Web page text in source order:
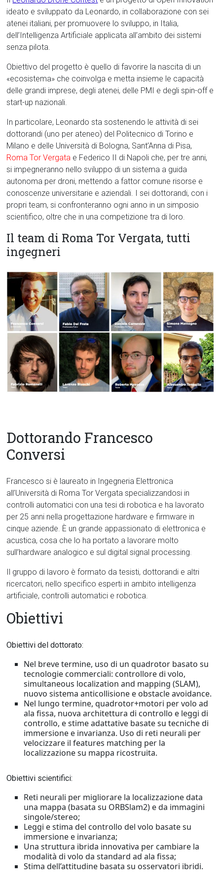
ideato e sviluppato da Leonardo, in collaborazione con sei
atenei italiani, per promuovere lo sviluppo, in Italia,
dell’Intelligenza Artificiale applicata all’ambito dei sistemi
senza pilota.
Obiettivo del progetto è quello di favorire la nascita di un
«ecosistema» che coinvolga e metta insieme le capacità
delle grandi imprese, degli atenei, delle PMI e degli spin-off e
start-up nazionali.
In particolare, Leonardo sta sostenendo le attività di sei
dottorandi (uno per ateneo) del Politecnico di Torino e
Milano e delle Università di Bologna, Sant’Anna di Pisa,
Roma Tor Vergata e Federico II di Napoli che, per tre anni,
si impegneranno nello sviluppo di un sistema a guida
autonoma per droni, mettendo a fattor comune risorse e
conoscenze universitarie e aziendali. I sei dottorandi, con i
propri team, si confronteranno ogni anno in un simposio
scientifico, oltre che in una competizione tra di loro.
Il team di Roma Tor Vergata, tutti
ingegneri
Dottorando Francesco
Conversi
Francesco si è laureato in Ingegneria Elettronica
all’Università di Roma Tor Vergata specializzandosi in
controlli automatici con una tesi di robotica e ha lavorato
per 25 anni nella progettazione hardware e firmware in
cinque aziende. È un grande appassionato di elettronica e
acustica, cosa che lo ha portato a lavorare molto
sull’hardware analogico e sul digital signal processing.
Il gruppo di lavoro è formato da tesisti, dottorandi e altri
ricercatori, nello specifico esperti in ambito intelligenza
artificiale, controlli automatici e robotica.
Obiettivi
Obiettivi del dottorato:
Nel breve termine, uso di un quadrotor basato su
tecnologie commerciali: controllore di volo,
simultaneous localization and mapping (SLAM),
nuovo sistema anticollisione e obstacle avoidance.
Nel lungo termine, quadrotor+motori per volo ad
ala fissa, nuova architettura di controllo e leggi di
controllo, e stime adattative basate su tecniche di
immersione e invarianza. Uso di reti neurali per
velocizzare il features matching per la
localizzazione su mappa ricostruita.
Obiettivi scientifici:
Reti neurali per migliorare la localizzazione data
una mappa (basata su ORBSlam2) e da immagini
singole/stereo;
Leggi e stima del controllo del volo basate su
immersione e invarianza;
Una struttura ibrida innovativa per cambiare la
modalità di volo da standard ad ala fissa;
Stima dell’attitudine basata su osservatori ibridi.